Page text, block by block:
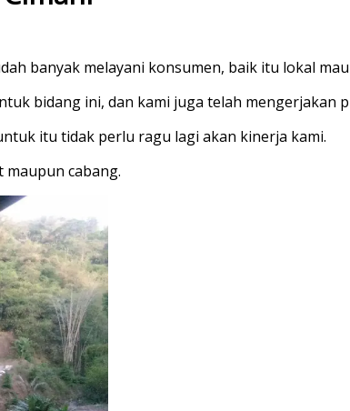
banyak melayani konsumen, baik itu lokal
bidang ini, dan kami juga telah mengerjakan
itu tidak perlu ragu lagi akan kinerja kami.
cabang.